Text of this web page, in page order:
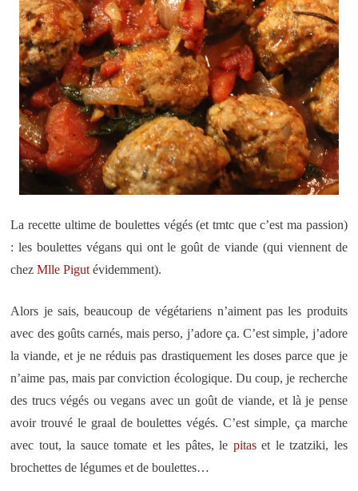
La recette ultime de boulettes végés (et tmtc que c’est ma passion)
: les boulettes végans qui ont le goût de viande (qui viennent de
chezMlle Pigutévidemment).
Alors je sais, beaucoup de végétariens n’aiment pas les produits
avec des goûts carnés, mais perso, j’adore ça. C’est simple, j’adore
la viande, et je ne réduis pas drastiquement les doses parce que je
n’aime pas, mais par conviction écologique. Du coup, je recherche
des trucs végés ou vegans avec un goût de viande, et là je pense
avoir trouvé le graal de boulettes végés. C’est simple, ça marche
avec tout, la sauce tomate et les pâtes, le pitaset le tzatziki, les
brochettes de légumes et de boulettes…